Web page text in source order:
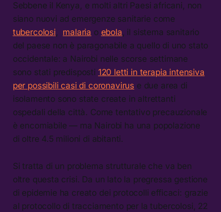
Sebbene il Kenya, e molti altri Paesi africani, non
siano nuovi ad emergenze sanitarie come
tubercolosi, malaria o ebola, il sistema sanitario
del paese non è paragonabile a quello di uno stato
occidentale: a Nairobi nelle scorse settimane
sono stati predisposti 120 letti in terapia intensiva
per possibili casi di coronavirus e due area di
isolamento sono state create in altrettanti
ospedali della città. Come tentativo precauzionale
è encomiabile — ma Nairobi ha una popolazione
di oltre 4.5 milioni di abitanti.
Si tratta di un problema strutturale che va ben
oltre questa crisi. Da un lato la pregressa gestione
di epidemie ha creato dei protocolli efficaci: grazie
al protocollo di tracciamento per la tubercolosi, 22